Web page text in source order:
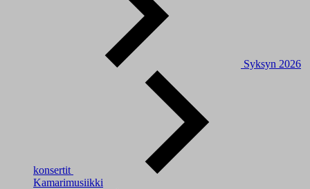
Syksyn 2026
konsertit
Kamarimusiikki